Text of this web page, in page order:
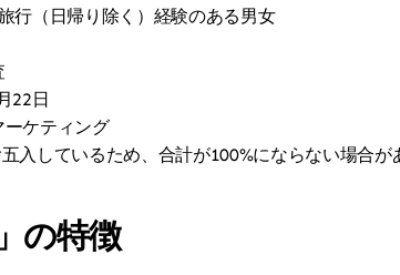
行（日帰り除く）経験のある男女
22日
ケティング
入しているため、合計が100%にならない場合が
の特徴